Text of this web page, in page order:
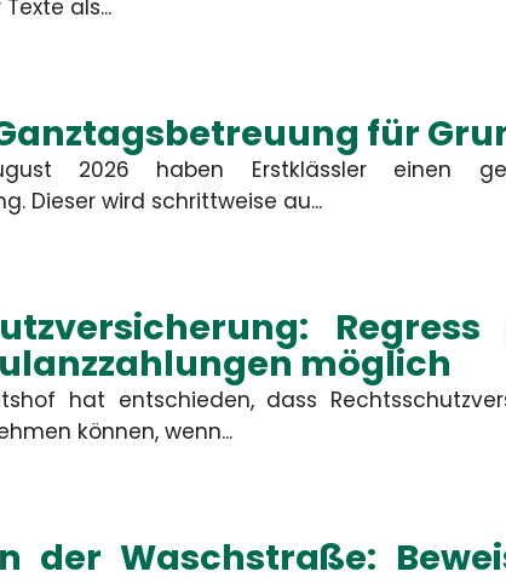
als...
für
2026 haben Erstklässler einen
Dieser wird schrittweise au...
möglich
hat entschieden, dass
können, wenn...
der Waschstraße:
unberechtigte Ansprüche
MEHR MEHR
Kontakt
Straße,